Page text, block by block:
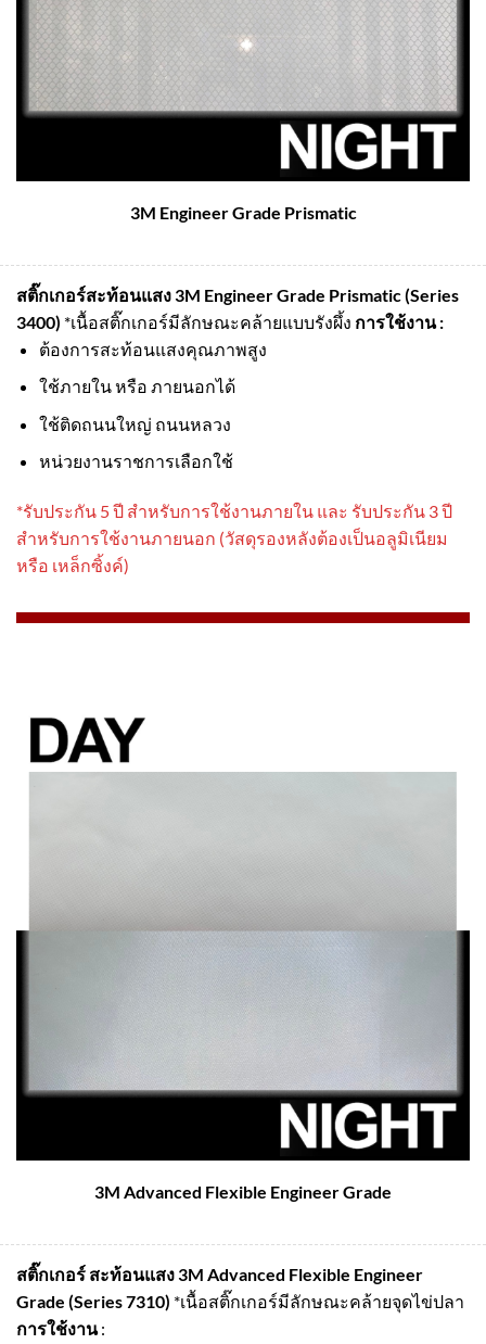
3M Engineer Grade Prismatic
สติ๊กเกอร์สะท้อนแสง 3M Engineer Grade Prismatic (Series
3400) *เนื้อสติ๊กเกอร์มีลักษณะคล้ายแบบรังผึ้ง การใช้งาน :
ต้องการสะท้อนแสงคุณภาพสูง
ใช้ภายใน หรือ ภายนอกได้
ใช้ติดถนนใหญ่ ถนนหลวง
หน่วยงานราชการเลือกใช้
*รับประกัน 5 ปี สําหรับการใช้งานภายใน และ รับประกัน 3 ปี
สําหรับการใช้งานภายนอก (วัสดุรองหลังต้องเป็นอลูมิเนียม
หรือ เหล็กซิ้งค์)
3M Advanced Flexible Engineer Grade
สติ๊กเกอร์ สะท้อนแสง 3M Advanced Flexible Engineer
Grade (Series 7310) *เนื้อสติ๊กเกอร์มีลักษณะคล้ายจุดไข่ปลา
การใช้งาน: